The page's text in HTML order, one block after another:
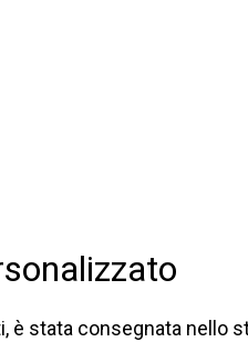
è stata consegnata nello